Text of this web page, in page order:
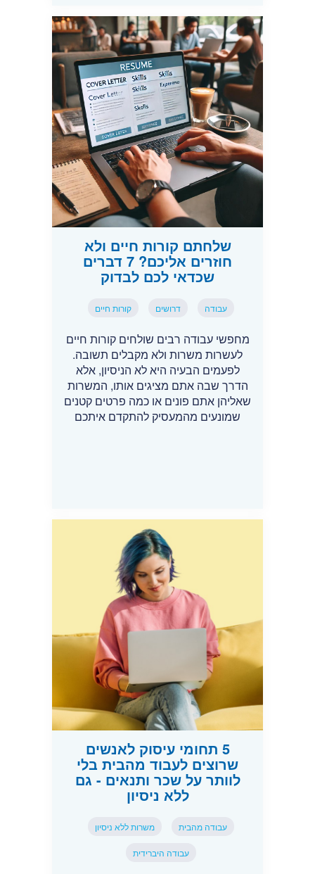
שלחתם קורות חיים ולא
חוזרים אליכם? 7 דברים
שכדאי לכם לבדוק
עבודה דרושים קורות חיים
מחפשי עבודה רבים שולחים קורות חיים
לעשרות משרות ולא מקבלים תשובה.
לפעמים הבעיה היא לא הניסיון, אלא
הדרך שבה אתם מציגים אותו, המשרות
שאליהן אתם פונים או כמה פרטים קטנים
שמונעים מהמעסיק להתקדם איתכם
5 תחומי עיסוק לאנשים
שרוצים לעבוד מהבית בלי
לוותר על שכר ותנאים - גם
ללא ניסיון
עבודה מהבית משרות ללא ניסיון
עבודה היברידית